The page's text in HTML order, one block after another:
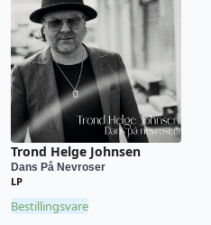
Trond Helge Johnsen
Dans På Nevroser
LP
Bestillingsvare